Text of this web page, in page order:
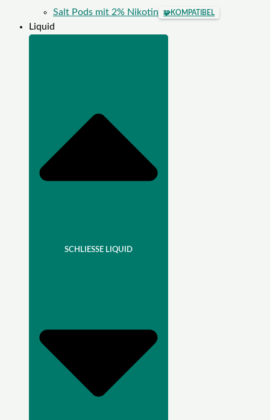
Salt Pods mit 2% Nikotin
🧩KOMPATIBEL
Liquid
SCHLIESSE LIQUID